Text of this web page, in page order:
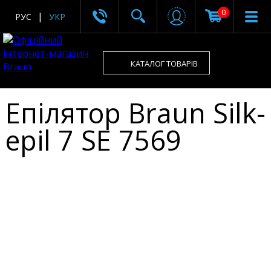
0
РУС УКР
КАТАЛОГ ТОВАРІВ
Епілятор Braun Silk-
epil 7 SE 7569